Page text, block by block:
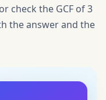
check the GCF of 3
the answer and the